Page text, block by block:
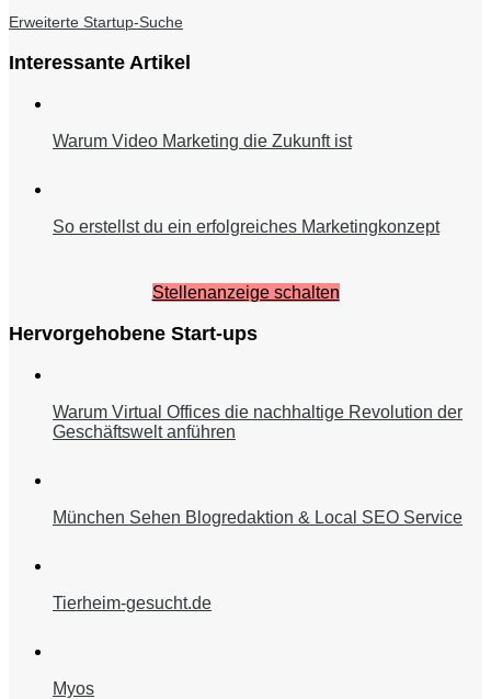
Erweiterte Startup-Suche
Interessante Artikel
Warum Video Marketing die Zukunft ist
So erstellst du ein erfolgreiches Marketingkonzept
Stellenanzeige schalten
Hervorgehobene Start-ups
Warum Virtual Offices die nachhaltige Revolution der
Geschäftswelt anführen
München Sehen Blogredaktion & Local SEO Service
Tierheim-gesucht.de
Myos